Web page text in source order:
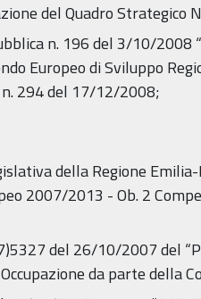
del Quadro
n. 196 del 3/10/2008
Europeo di Sviluppo
294 del 17/12/2008;
della Regione
2007/2013 - Ob. 2
del 26/10/2007 del
da parte della